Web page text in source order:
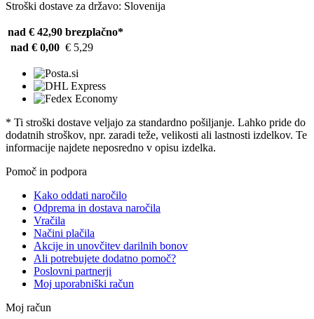
Stroški dostave za državo: Slovenija
nad € 42,90 brezplačno*
nad € 0,00 € 5,29
* Ti stroški dostave veljajo za standardno pošiljanje. Lahko pride do
dodatnih stroškov, npr. zaradi teže, velikosti ali lastnosti izdelkov. Te
informacije najdete neposredno v opisu izdelka.
Pomoč in podpora
Kako oddati naročilo
Odprema in dostava naročila
Vračila
Načini plačila
Akcije in unovčitev darilnih bonov
Ali potrebujete dodatno pomoč?
Poslovni partnerji
Moj uporabniški račun
Moj račun